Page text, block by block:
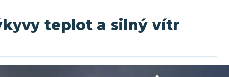
teplot a silný vítr